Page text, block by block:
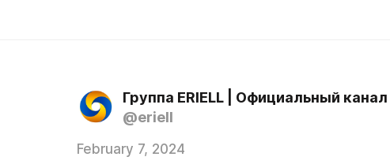
Группа ERIELL | Официальный канал
@eriell
February 7, 2024